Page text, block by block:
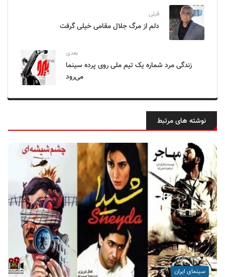
قبلی
دلم از مرگ جلال مقامی خیلی گرفت
بعدی
زندگی مرد شماره یک تیم ملی روی پرده سینما
می‌رود
نوشته های مرتبط
سینمای ایران